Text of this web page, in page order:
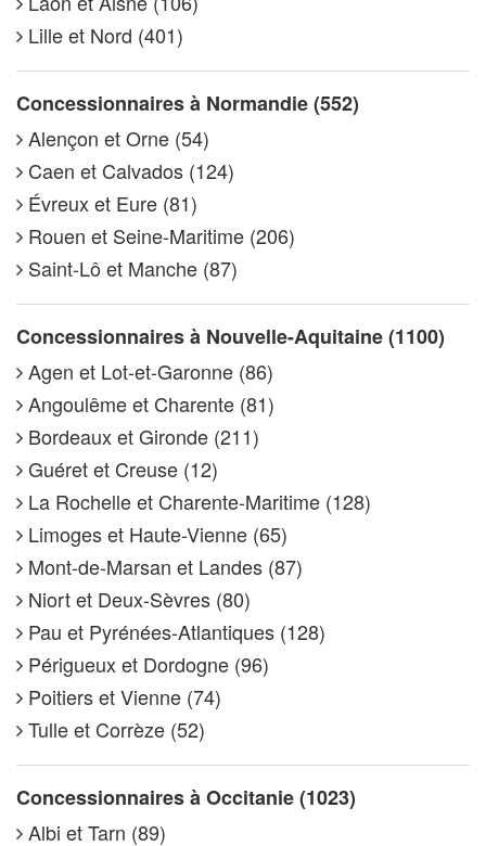
Lille et Nord (401)
Concessionnaires à Normandie (552)
Alençon et Orne (54)
Caen et Calvados (124)
Évreux et Eure (81)
Rouen et Seine-Maritime (206)
Saint-Lô et Manche (87)
Concessionnaires à Nouvelle-Aquitaine (1100)
Agen et Lot-et-Garonne (86)
Angoulême et Charente (81)
Bordeaux et Gironde (211)
Guéret et Creuse (12)
La Rochelle et Charente-Maritime (128)
Limoges et Haute-Vienne (65)
Mont-de-Marsan et Landes (87)
Niort et Deux-Sèvres (80)
Pau et Pyrénées-Atlantiques (128)
Périgueux et Dordogne (96)
Poitiers et Vienne (74)
Tulle et Corrèze (52)
Concessionnaires à Occitanie (1023)
Albi et Tarn (89)